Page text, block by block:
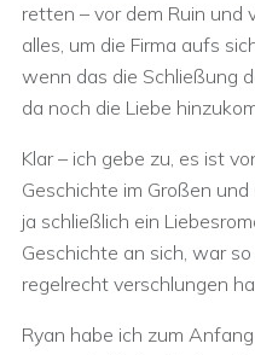
retten – vor dem Ruin und
alles, um die Firma aufs
wenn das die Schließung
da noch die Liebe
Klar – ich gebe zu, es ist
Geschichte im Großen
ja schließlich ein
Geschichte an sich, war
regelrecht verschlungen
Ryan habe ich zum